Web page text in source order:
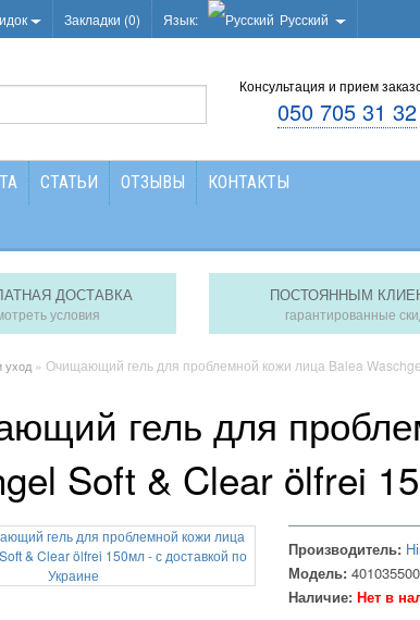
Закладки (0) Язык: Русский
Консультация и прием
050 705 31 32
СТАТЬИ ОТЗЫВЫ КОНТАКТЫ
ДОСТАВКА
условия
ПОСТОЯННЫМ
гарантированные
уход » Очищающий гель для проблемной кожи лица Balea
гель для
Soft & Clear ölfrei
Производитель:
Модель:
Наличие: Нет в